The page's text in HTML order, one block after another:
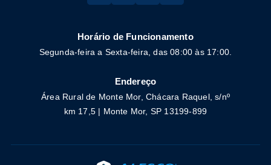
Horário de Funcionamento
Segunda-feira a Sexta-feira, das 08:00 às 17:00.
Endereço
Área Rural de Monte Mor, Chácara Raquel, s/nº
km 17,5 | Monte Mor, SP 13199-899